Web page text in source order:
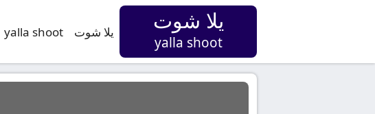
يلا شوت
yalla shoot
يلا شوت yalla shoot